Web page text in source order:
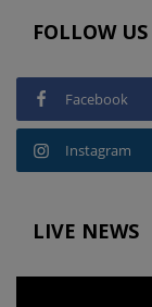
FOLLOW
Facebook
Instagram
LIVE NEWS